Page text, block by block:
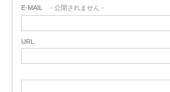
E-MAIL - 公開されません -
URL